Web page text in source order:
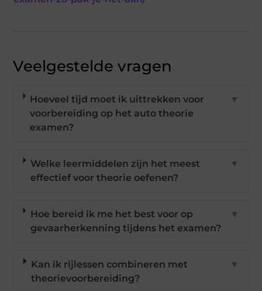
Veelgestelde vragen
Hoeveel tijd moet ik uittrekken voor
voorbereiding op het auto theorie
examen?
▼
Welke leermiddelen zijn het meest
effectief voor theorie oefenen?
▼
Hoe bereid ik me het best voor op
gevaarherkenning tijdens het examen?
▼
Kan ik rijlessen combineren met
theorievoorbereiding?
▼